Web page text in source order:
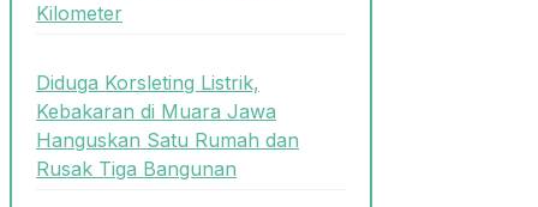
Kilometer
Diduga Korsleting Listrik,
Kebakaran di Muara Jawa
Hanguskan Satu Rumah dan
Rusak Tiga Bangunan